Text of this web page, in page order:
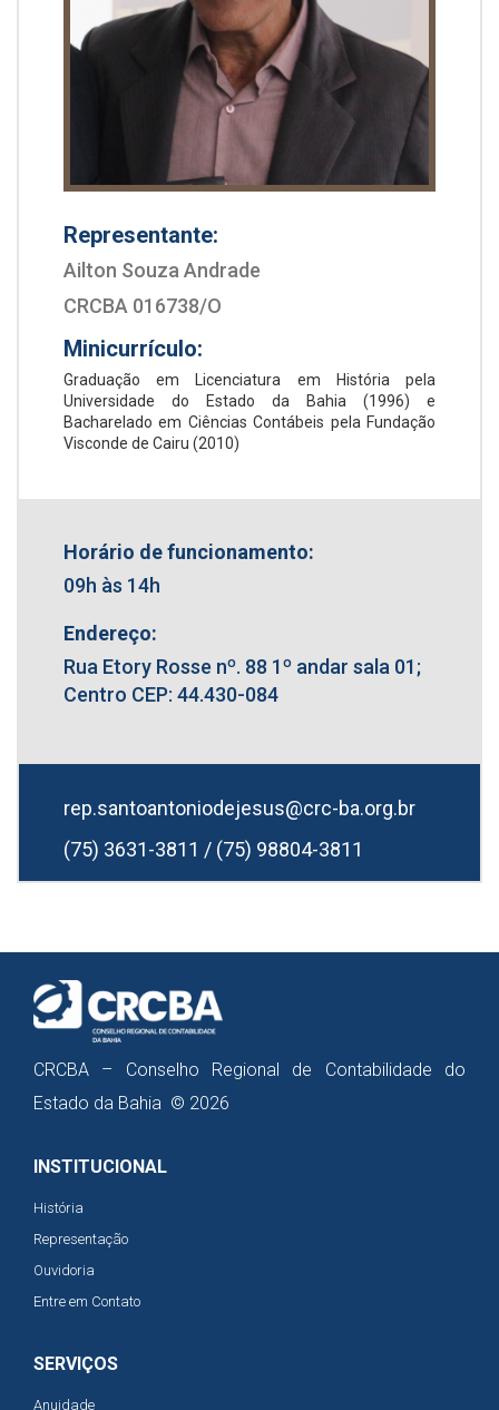
Representante:
Ailton Souza Andrade
CRCBA 016738/O
Minicurrículo:
Graduação em Licenciatura em História pela
Universidade do Estado da Bahia (1996) e
Bacharelado em Ciências Contábeis pela Fundação
Visconde de Cairu (2010)
Horário de funcionamento:
09h às 14h
Endereço:
Rua Etory Rosse nº. 88 1º andar sala 01;
Centro CEP: 44.430-084
rep.santoantoniodejesus@crc-ba.org.br
(75) 3631-3811 / (75) 98804-3811
CRCBA – Conselho Regional de Contabilidade do
Estado da Bahia © 2026
INSTITUCIONAL
História
Representação
Ouvidoria
Entre em Contato
SERVIÇOS
Anuidade